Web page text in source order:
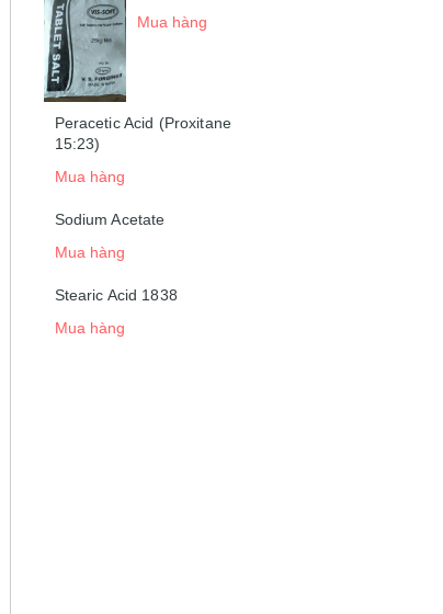
Mua hàng
Peracetic Acid (Proxitane
15:23)
Mua hàng
Sodium Acetate
Mua hàng
Stearic Acid 1838
Mua hàng